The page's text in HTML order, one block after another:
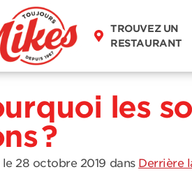
TROUVEZ UN
RESTAURANT
les
?
le 28 octobre 2019 dans Derrière